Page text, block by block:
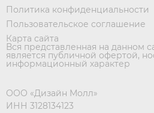
Политика конфиденциальности
Пользовательское соглашение
Карта сайта
Вся представленная на данном
является публичной офертой,
информационный характер
ООО «Дизайн Молл»
ИНН 3128134123